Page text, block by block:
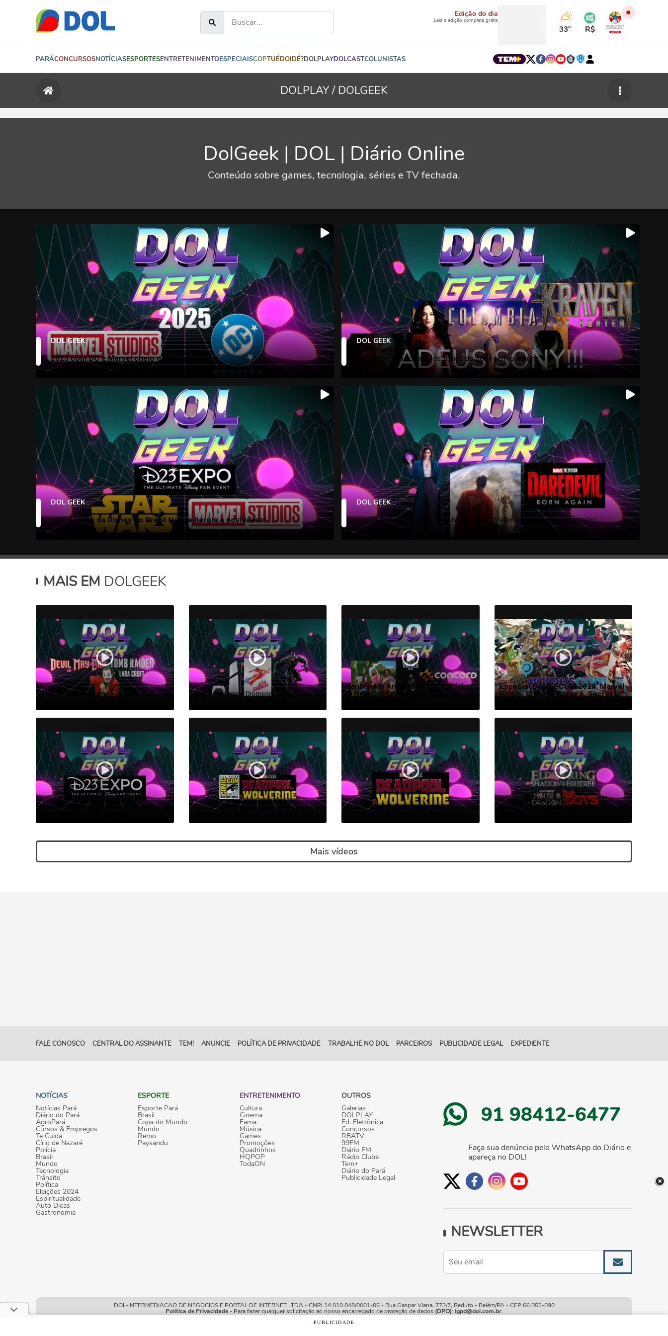
Edição do dia
Leia a edição completa grátis
33° R$
PARÁCONCURSOSNOTÍCIASESPORTESENTRETENIMENTOESPECIAISCOPTUÉDOIDÉ?DOLPLAYDOLCASTCOLUNISTAS
DOLPLAY / DOLGEEK
DolGeek | DOL | Diário Online
Conteúdo sobre games, tecnologia, séries e TV fechada.
DOL GEEK
2025 com DC e Marvel cheio de novidades!
DOL GEEK
Retrospectiva do fim dos filmes da Sony sem o aranha
DOL GEEK
D23: Evento da Disney no Brasil trouxe heróis e novidades!
DOL GEEK
Novidades da Marvel, o final de Agatha e Trailer do Superman a caminho!
MAIS EM DOLGEEK
Animações de Games em alta e
Jogo paraense Disguiado! Playstation
Senhor dos Anéis com novos projetos,
O filme do Minecraft e Alan Wake
Especial GAMESCOM 2024. Marvel
Rivals, Street Fighter 6, Secret
Toneladas de novidades da Marvel e
O DLC de Elden Ring é insano! The
Boys, Star Wars Acolyte e Casa do
Mais vídeos
FALE CONOSCO CENTRAL DO ASSINANTE TEM! ANUNCIE POLÍTICA DE PRIVACIDADE TRABALHE NO DOL PARCEIROS PUBLICIDADE LEGAL EXPEDIENTE
NOTÍCIAS
Notícias Pará
Diário do Pará
AgroPará
Cursos & Empregos
Te Cuida
Círio de Nazaré
Polícia
Brasil
Mundo
Tecnologia
Trânsito
Política
Eleições 2024
Espiritualidade
Auto Dicas
Gastronomia
ESPORTE
Esporte Pará
Brasil
Copa do Mundo
Mundo
Remo
Paysandu
ENTRETENIMENTO
Cultura
Cinema
Fama
Música
Games
Promoções
Quadrinhos
HQPOP
TodaON
OUTROS
Galerias
DOLPLAY
Ed. Eletrônica
Concursos
RBATV
99FM
Diário FM
Rádio Clube
Tem+
Diário do Pará
Publicidade Legal
91 98412-6477
Faça sua denúncia pelo WhatsApp do Diário e
apareça no DOL!
NEWSLETTER
DOL-INTERMEDIACAO DE NEGOCIOS E PORTAL DE INTERNET LTDA - CNPJ 14.010.848/0001-06 - Rua Gaspar Viana, 773/7, Reduto - Belém/PA - CEP 66.053-090
Política de Privacidade- Para fazer qualquer solicitação ao nosso encarregado de proteção de dados (DPO): lgpd@dol.com.br.
PUBLICIDADE